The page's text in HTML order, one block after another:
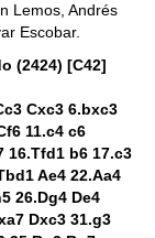
Lemos, Andrés
Escobar.
(2424) [C42]
Cxc3 6.bxc3
11.c4 c6
16.Tfd1 b6 17.c3
Ae4 22.Aa4
26.Dg4 De4
Dxc3 31.g3